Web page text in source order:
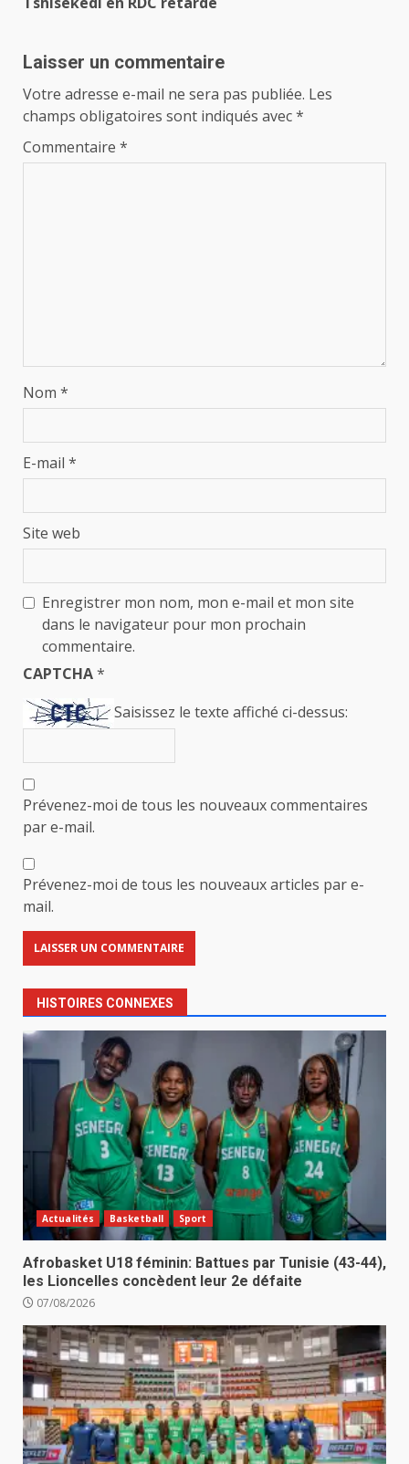
Laisser un commentaire
Votre adresse e-mail ne sera pas publiée. Les
champs obligatoires sont indiqués avec*
Commentaire *
Nom *
E-mail *
Site web
Enregistrer mon nom, mon e-mail et mon site
dans le navigateur pour mon prochain
commentaire.
CAPTCHA*
Saisissez le texte affiché ci-dessus:
Prévenez-moi de tous les nouveaux commentaires
par e-mail.
Prévenez-moi de tous les nouveaux articles par e-
mail.
HISTOIRES CONNEXES
Actualités Basketball Sport
Afrobasket U18 féminin: Battues par Tunisie (43-44),
les Lioncelles concèdent leur 2e défaite
07/08/2026